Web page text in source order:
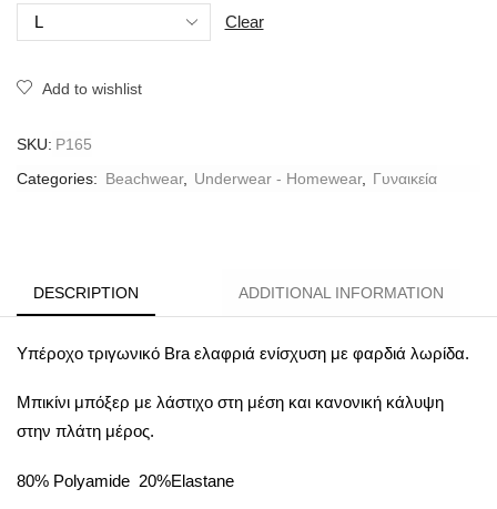
Clear
Add to wishlist
SKU: P165
Categories: Beachwear, Underwear - Homewear, Γυναικεία
DESCRIPTION ADDITIONAL INFORMATION
Υπέροχο τριγωνικό Βra ελαφριά ενίσχυση με φαρδιά λωρίδα.
Μπικίνι μπόξερ με λάστιχο στη μέση και κανονική κάλυψη
στην πλάτη μέρος.
80% Polyamide 20%Elastane